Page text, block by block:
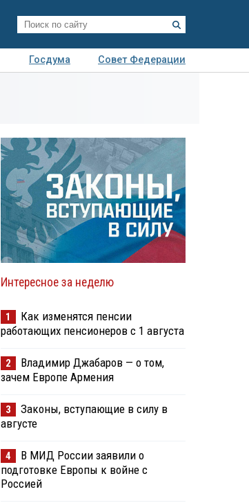
Госдума
Совет Федерации
Интересное за неделю
1
Как изменятся пенсии
работающих пенсионеров с 1 августа
2
Владимир Джабаров — о том,
зачем Европе Армения
3
Законы, вступающие в силу в
августе
4
В МИД России заявили о
подготовке Европы к войне с
Россией